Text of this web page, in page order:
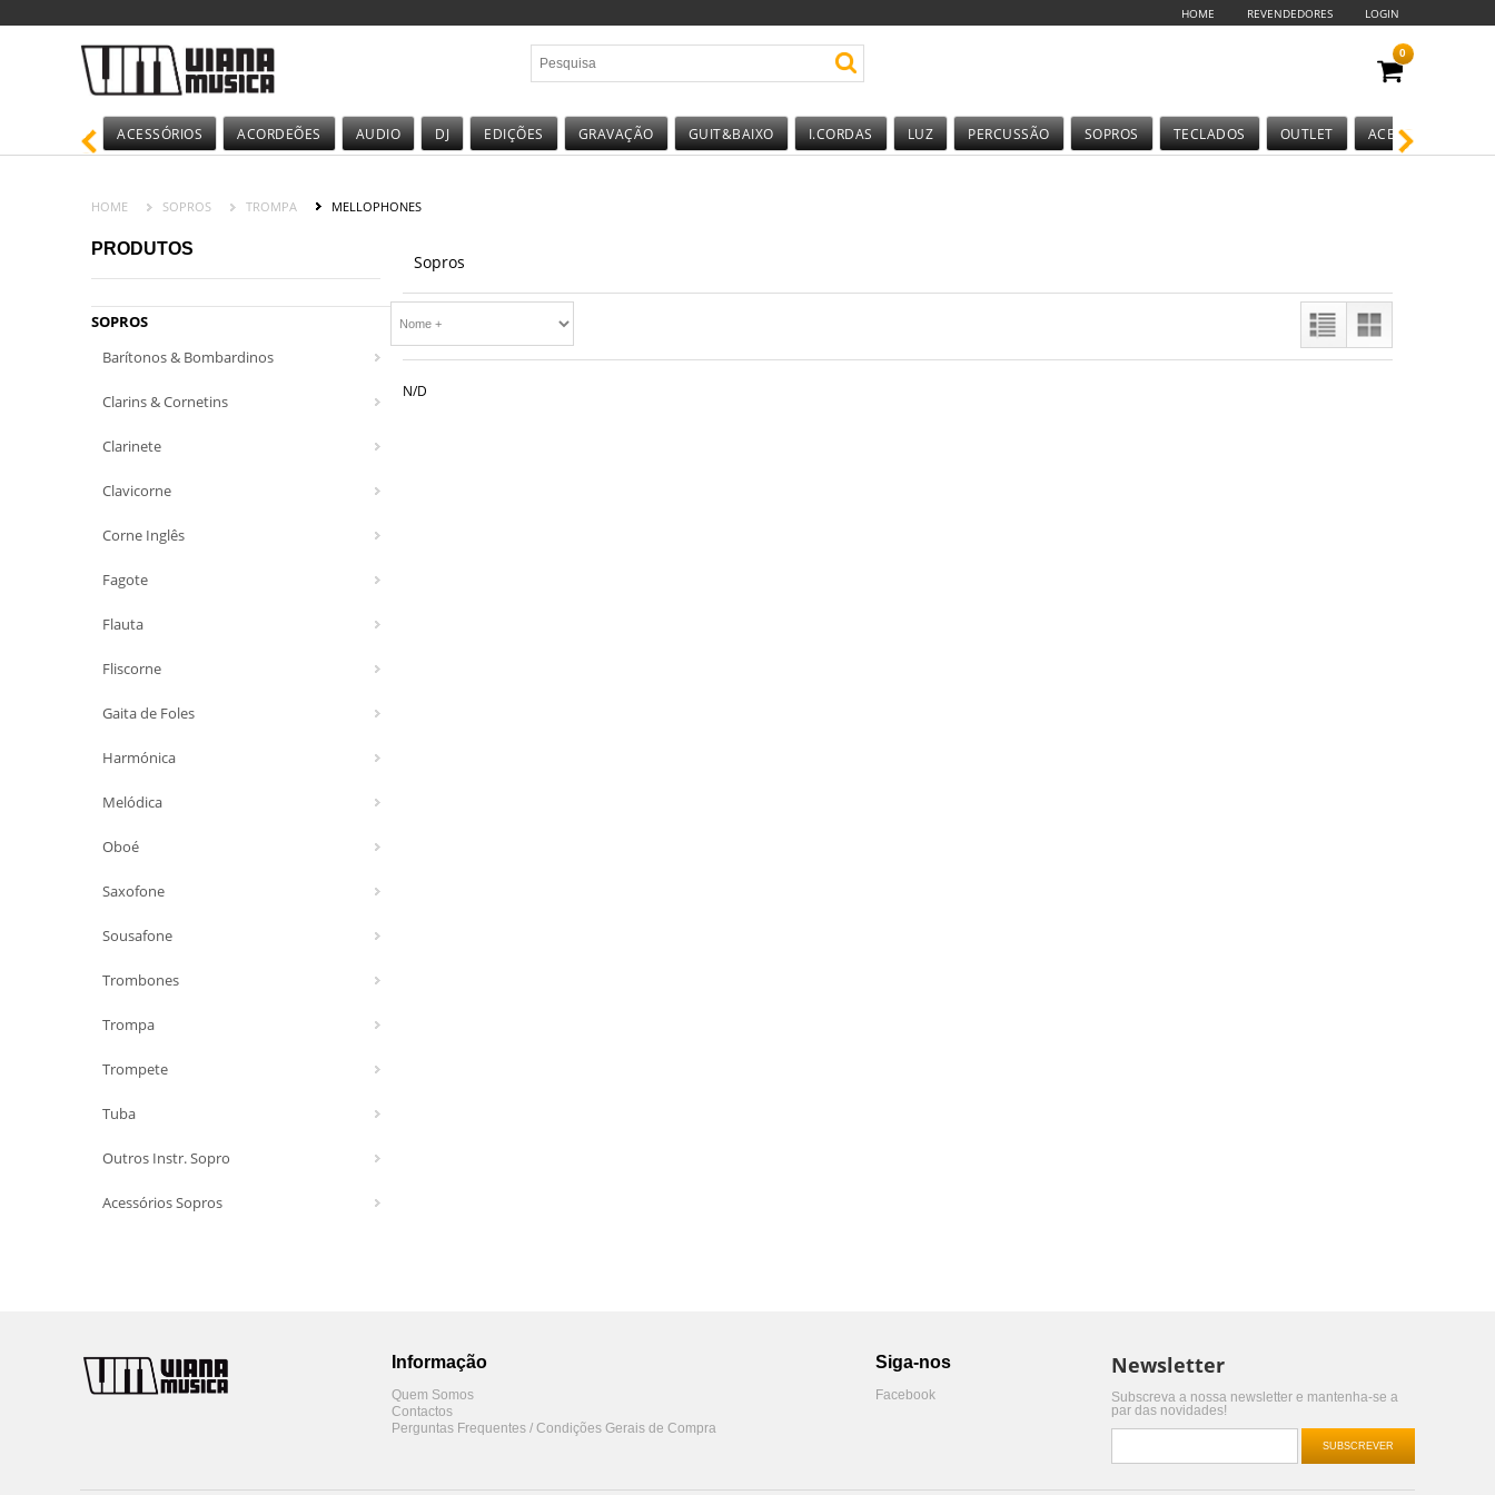
HOME REVENDEDORES LOGIN
0
ACESSÓRIOS ACORDEÕES AUDIO DJ EDIÇÕES GRAVAÇÃO GUIT&BAIXO I.CORDAS LUZ PERCUSSÃO SOPROS TECLADOS OUTLET ACESSÓRIOS
HOME SOPROS TROMPA MELLOPHONES
PRODUTOS
SOPROS
Barítonos & Bombardinos
Clarins & Cornetins
Clarinete
Clavicorne
Corne Inglês
Fagote
Flauta
Fliscorne
Gaita de Foles
Harmónica
Melódica
Oboé
Saxofone
Sousafone
Trombones
Trompa
Trompete
Tuba
Outros Instr. Sopro
Acessórios Sopros
Sopros
N/D
Informação
Quem Somos
Contactos
Perguntas Frequentes / Condições Gerais de Compra
Siga-nos
Facebook
Newsletter
Subscreva a nossa newsletter e mantenha-se a
par das novidades!
SUBSCREVER